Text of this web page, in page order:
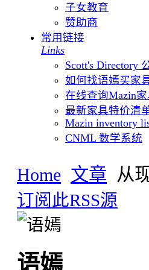
子女教育
赞助商
常用链接
Links
Scott's Directory
如何找语嫣买家具
在线查询Mazin
最新家具特价清
Mazin inventory
CNML 数学系统
Home 文章 从
订阅此RSS源
语嫣